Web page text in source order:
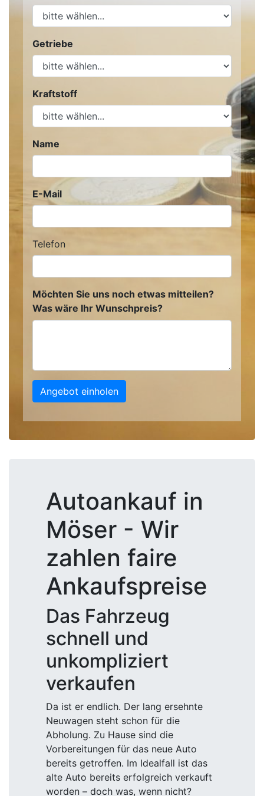
Getriebe
Kraftstoff
Name
E-Mail
Telefon
Möchten Sie uns noch etwas mitteilen?
Was wäre Ihr Wunschpreis?
Angebot einholen
Autoankauf in
Möser - Wir
zahlen faire
Ankaufspreise
Das Fahrzeug
schnell und
unkompliziert
verkaufen
Da ist er endlich. Der lang ersehnte
Neuwagen steht schon für die
Abholung. Zu Hause sind die
Vorbereitungen für das neue Auto
bereits getroffen. Im Idealfall ist das
alte Auto bereits erfolgreich verkauft
worden – doch was, wenn nicht?